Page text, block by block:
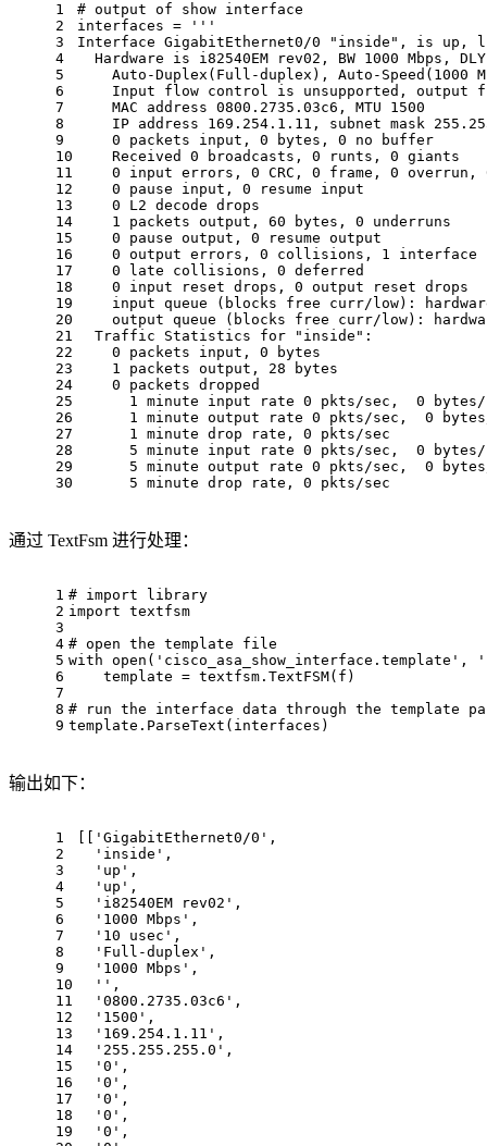
1
2
3
4
5
6
7
8
9
10
11
12
13
14
15
16
17
18
19
20
21
22
23
24
25
26
27
28
29
30
# output of show interface
interfaces = '''
Interface GigabitEthernet0/0 "inside", is up,
Hardware is i82540EM rev02, BW 1000 Mbps,
Auto-Duplex(Full-duplex), Auto-Speed(1000
Input flow control is unsupported, output
    MAC address 0800.2735.03c6, MTU 1500
IP address 169.254.1.11, subnet mask
    0 packets input, 0 bytes, 0 no buffer
    Received 0 broadcasts, 0 runts, 0 giants
0 input errors, 0 CRC, 0 frame, 0 overrun,
    0 pause input, 0 resume input
    0 L2 decode drops
    1 packets output, 60 bytes, 0 underruns
    0 pause output, 0 resume output
0 output errors, 0 collisions, 1 interface
    0 late collisions, 0 deferred
    0 input reset drops, 0 output reset drops
input queue (blocks free curr/low):
output queue (blocks free curr/low):
  Traffic Statistics for "inside":
    0 packets input, 0 bytes
    1 packets output, 28 bytes
    0 packets dropped
1 minute input rate 0 pkts/sec,  0
1 minute output rate 0 pkts/sec,  0
      1 minute drop rate, 0 pkts/sec
5 minute input rate 0 pkts/sec,  0
5 minute output rate 0 pkts/sec,  0
      5 minute drop rate, 0 pkts/sec
通过 TextFsm 进行处理：
1
2
3
4
5
6
7
8
9
# import library
import textfsm
# open the template file
with open ( 'cisco_asa_show_interface.template' ,
    template = textfsm.TextFSM(f)
# run the interface data through the template
template.ParseText(interfaces)
输出如下：
1
2
3
4
5
6
7
8
9
10
11
12
13
14
15
16
17
18
19
'GigabitEthernet0/0' ,
'inside' ,
'up' ,
'up' ,
'i82540EM rev02' ,
'1000 Mbps' ,
'10 usec' ,
'Full-duplex' ,
'1000 Mbps' ,
'' ,
'0800.2735.03c6' ,
'1500' ,
'169.254.1.11' ,
'255.255.255.0' ,
'0' ,
'0' ,
'0' ,
'0' ,
'0' ,